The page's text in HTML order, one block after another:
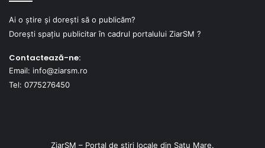
Ai o știre și dorești să o publicăm?
Dorești spațiu publicitar în cadrul portalului ZiarSM ?
Contactează-ne:
Email: info@ziarsm.ro
Tel: 0775276450
ZiarSM – Portal de știri locale din Satu Mare.